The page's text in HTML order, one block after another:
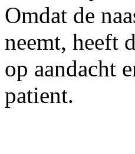
Omdat de
neemt, heeft
op aandacht
patient.